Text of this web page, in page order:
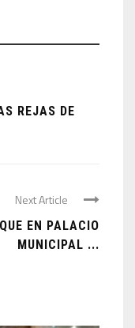
REJAS DE
Next Article
EN PALACIO
MUNICIPAL ...